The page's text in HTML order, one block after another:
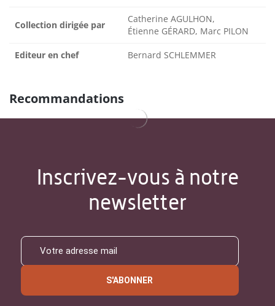
Collection dirigée par
Catherine AGULHON,
Étienne GÉRARD, Marc PILON
Editeur en chef Bernard SCHLEMMER
Recommandations
Inscrivez-vous à notre
newsletter
S'ABONNER